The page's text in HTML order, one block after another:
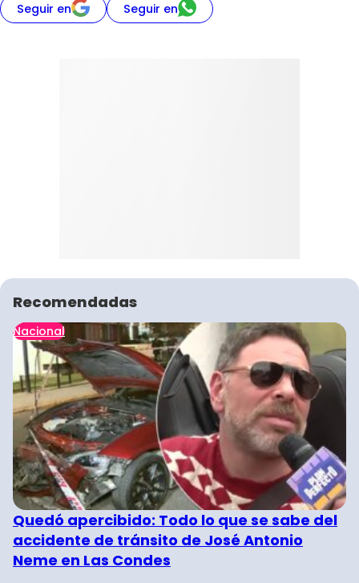
Seguir en Seguir en
Recomendadas
Nacional
Quedó apercibido: Todo lo que se sabe del
accidente de tránsito de José Antonio
Neme en Las Condes